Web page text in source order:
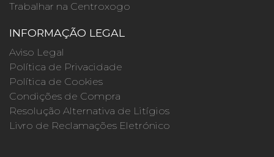
Trabalhar na Centroxogo
INFORMAÇÃO LEGAL
Aviso Legal
Política de Privacidade
Política de Cookies
Condições de Compra
Resolução Alternativa de Litígios
Livro de Reclamações Eletrónico